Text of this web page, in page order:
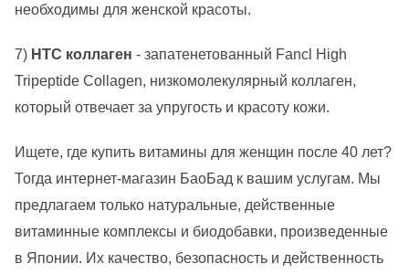
необходимы для женской красоты.
7) HTC коллаген - запатенетованный Fancl High
Tripeptide Collagen, низкомолекулярный коллаген,
который отвечает за упругость и красоту кожи.
Ищете, где купить витамины для женщин после 40 лет?
Тогда интернет-магазин БаоБад к вашим услугам. Мы
предлагаем только натуральные, действенные
витаминные комплексы и биодобавки, произведенные
в Японии. Их качество, безопасность и действенность